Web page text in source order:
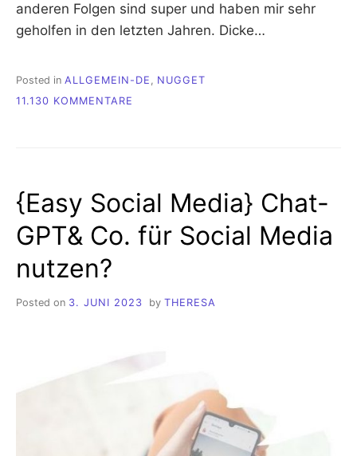
anderen Folgen sind super und haben mir sehr
geholfen in den letzten Jahren. Dicke…
Posted in ALLGEMEIN-DE
NUGGET
11.130 KOMMENTARE
GEWUSST
HÄTTE…
{Easy Social Media} Chat-
GPT& Co. für Social Media
nutzen?
Posted on 3. JUNI 2023 by THERESA